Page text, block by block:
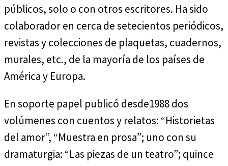
públicos, solo o con otros escritores. Ha sido
colaborador en cerca de setecientos periódicos,
revistas y colecciones de plaquetas, cuadernos,
murales, etc., de la mayoría de los países de
América y Europa.
En soporte papel publicó desde1988 dos
volúmenes con cuentos y relatos: “Historietas
del amor”, “Muestra en prosa”; uno con su
dramaturgia: “Las piezas de un teatro”; quince